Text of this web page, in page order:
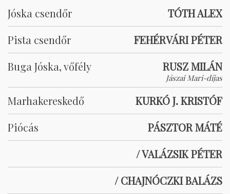
Jóska csendőr
TÓTH ALEX
Pista csendőr
FEHÉRVÁRI PÉTER
Buga Jóska, vőfély
RUSZ MILÁN
Jászai Mari-díjas
Marhakereskedő
KURKÓ J. KRISTÓF
Piócás
PÁSZTOR MÁTÉ
/ VALÁZSIK PÉTER
/ CHAJNÓCZKI BALÁZS